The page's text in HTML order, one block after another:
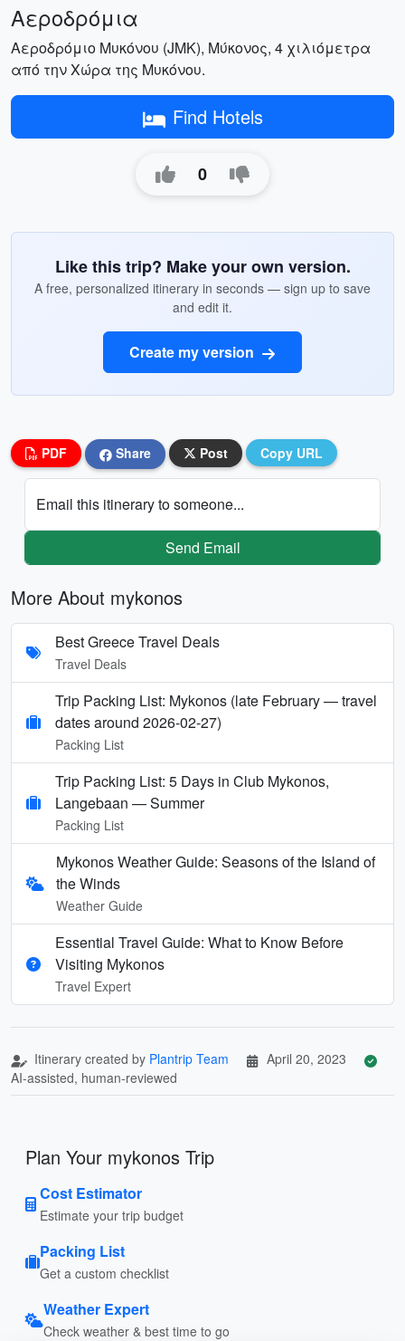
Αεροδρόμια
Αεροδρόμιο Μυκόνου (JMK), Μύκονος, 4 χιλιόμετρα
από την Χώρα της Μυκόνου.
Find Hotels
0
Like this trip? Make your own version.
A free, personalized itinerary in seconds — sign up to save
and edit it.
Create my version
PDF Share Post Copy URL
Email this itinerary to someone...
Send Email
More About mykonos
Best Greece Travel Deals
Travel Deals
Trip Packing List: Mykonos (late February — travel
dates around 2026-02-27)
Packing List
Trip Packing List: 5 Days in Club Mykonos,
Langebaan — Summer
Packing List
Mykonos Weather Guide: Seasons of the Island of
the Winds
Weather Guide
Essential Travel Guide: What to Know Before
Visiting Mykonos
Travel Expert
Itinerary created by Plantrip Team
April 20, 2023
AI-assisted, human-reviewed
Plan Your mykonos Trip
Cost Estimator
Estimate your trip budget
Packing List
Get a custom checklist
Weather Expert
Check weather & best time to go